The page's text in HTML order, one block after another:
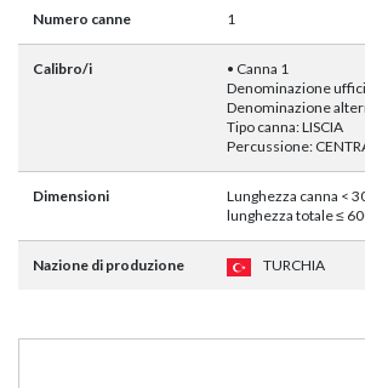
Numero canne 1
Calibro/i
• Canna 1
Denominazione
Denominazione
Tipo canna: LISCIA
Percussione:
Dimensioni
Lunghezza canna <
lunghezza totale ≤
Nazione di produzione TURCHIA